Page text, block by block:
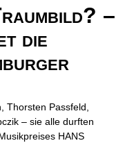
–
die
Thorsten Passfeld,
– sie alle durften
HANS